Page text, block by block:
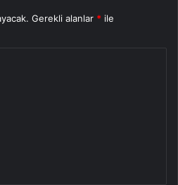
Gerekli alanlar * ile